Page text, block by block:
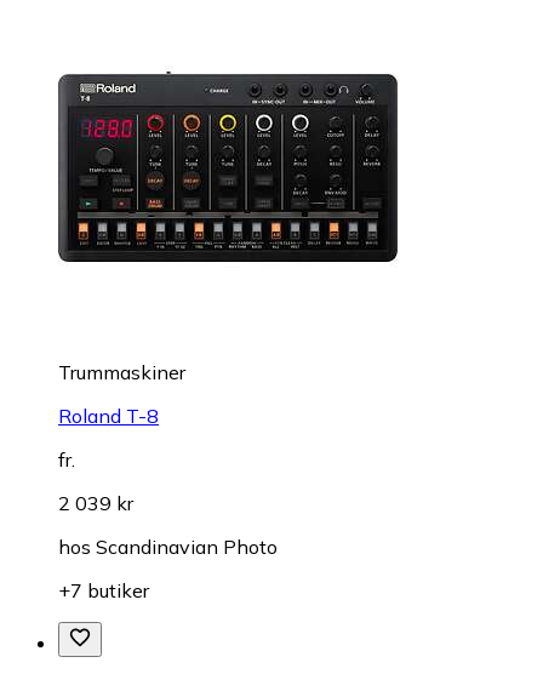
Trummaskiner
Roland T-8
fr.
2 039 kr
hos Scandinavian Photo
+7 butiker